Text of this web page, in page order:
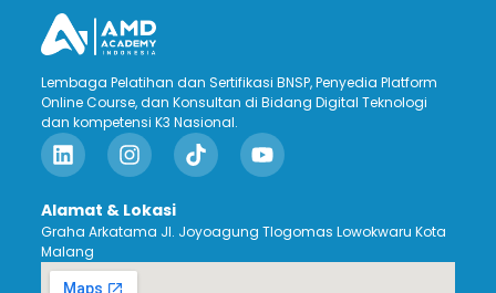
Lembaga Pelatihan dan Sertifikasi BNSP, Penyedia Platform
Online Course, dan Konsultan di Bidang Digital Teknologi
dan kompetensi K3 Nasional.
Alamat & Lokasi
Graha Arkatama Jl. Joyoagung Tlogomas Lowokwaru Kota
Malang